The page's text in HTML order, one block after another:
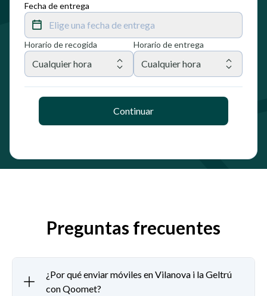
Fecha de entrega
Elige una fecha de entrega
Horario de recogida
Cualquier hora
Horario de entrega
Cualquier hora
Continuar
Preguntas frecuentes
¿Por qué enviar móviles en Vilanova i la Geltrú
con Qoomet?